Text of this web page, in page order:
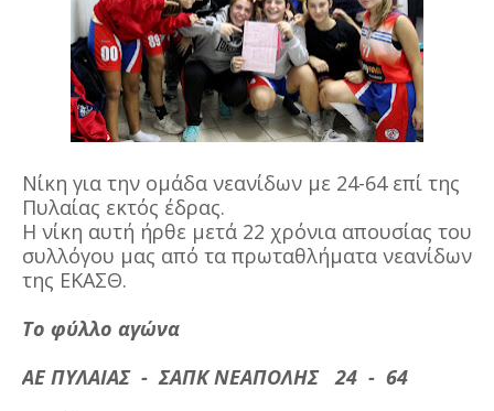
Νίκη για την ομάδα νεανίδων με 24-64 επί της
Πυλαίας εκτός έδρας.
Η νίκη αυτή ήρθε μετά 22 χρόνια απουσίας του
συλλόγου μας από τα πρωταθλήματα νεανίδων
της ΕΚΑΣΘ.
Το φύλλο αγώνα
ΑΕ ΠΥΛΑΙΑΣ - ΣΑΠΚ ΝΕΑΠΟΛΗΣ 24 - 64